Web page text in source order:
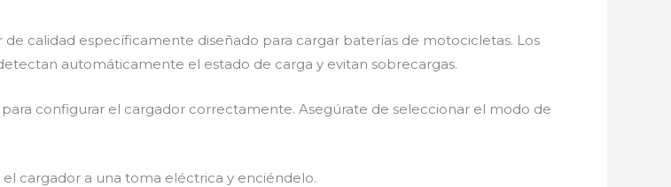
calidad específicamente diseñado para cargar baterías de motocicletas. Los
automáticamente el estado de carga y evitan sobrecargas.
configurar el cargador correctamente. Asegúrate de seleccionar el modo de
cargador a una toma eléctrica y enciéndelo.